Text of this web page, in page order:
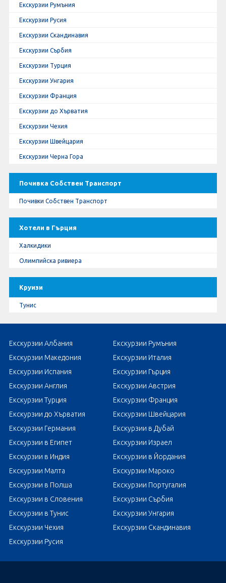
Екскурзии Румъния
Екскурзии Русия
Екскурзии Скандинавия
Екскурзии Сърбия
Екскурзии Турция
Екскурзии Унгария
Екскурзии Франция
Екскурзии до Хърватия
Екскурзии Чехия
Екскурзии Швейцария
Екскурзии Черна Гора
Почивка Собствен Транспорт
Почивки Собствен Транспорт
Хотели в Гърция
Халкидики
Олимпийска ривиера
Круизи
Тунис
Екскурзии Албания
Екскурзии Румъния
Екскурзии Македония
Екскурзии Италия
Екскурзии Испания
Екскурзии Гърция
Екскурзии Англия
Екскурзии Австрия
Екскурзии Турция
Екскурзии Франция
Екскурзии до Хърватия
Екскурзии Швейцария
Екскурзии Германия
Екскурзии в Дубай
Екскурзии в Египет
Екскурзии Израел
Екскурзии в Индия
Екскурзии в Йордания
Екскурзии Малта
Екскурзии Мароко
Екскурзии в Полша
Екскурзии Португалия
Екскурзии в Словения
Екскурзии Сърбия
Екскурзии в Тунис
Екскурзии Унгария
Екскурзии Чехия
Екскурзии Скандинавия
Екскурзии Русия